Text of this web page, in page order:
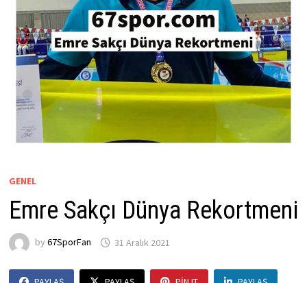
GENEL
Emre Sakçı Dünya Rekortmeni
by 67SporFan 31 Aralık 2021